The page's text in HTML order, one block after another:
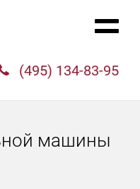
(495) 134-83-95
машины